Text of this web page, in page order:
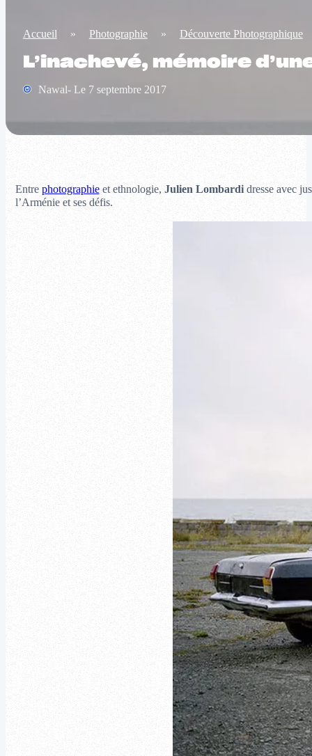
Accueil » Photographie » Découverte Photographique
L’inachevé, mémoire
Nawal- Le 7 septembre 2017
Entre photographieet ethnologie, Julien Lombardidresse avec
l’Arménie et ses défis.